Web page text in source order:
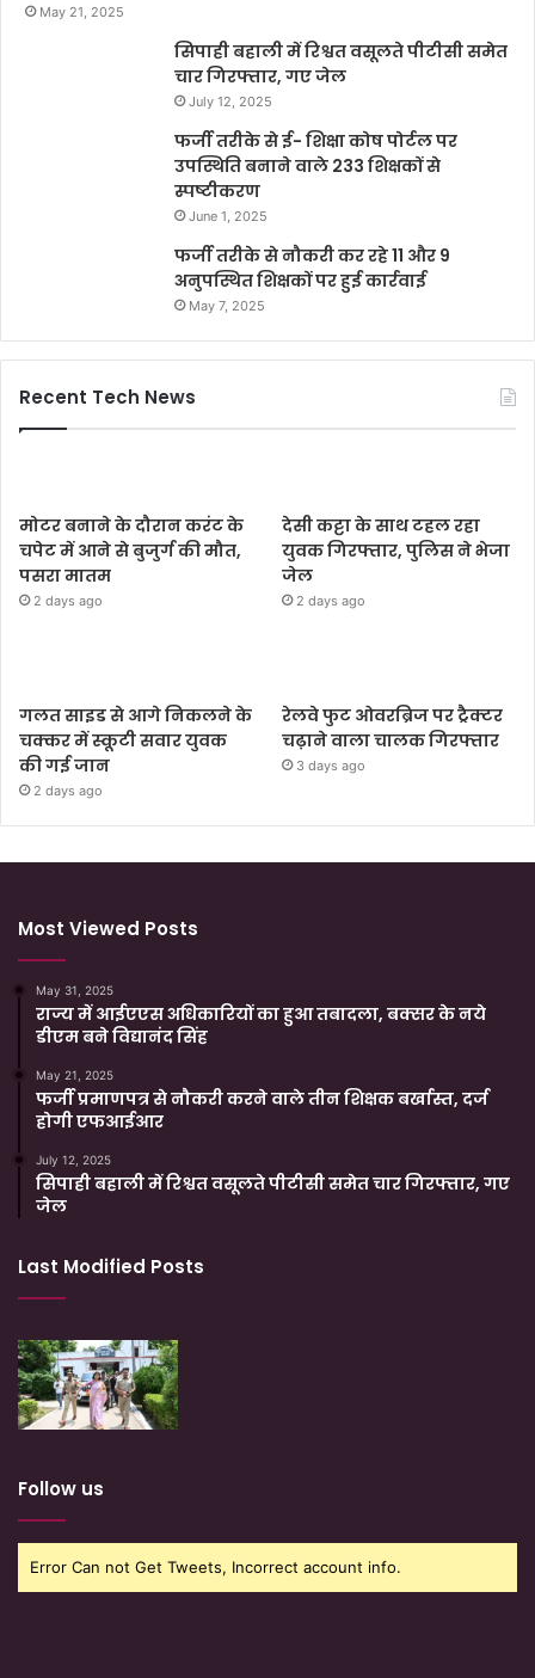
May 21, 2025
सिपाही बहाली में रिश्वत वसूलते पीटीसी समेत
चार गिरफ्तार, गए जेल
July 12, 2025
फर्जी तरीके से ई- शिक्षा कोष पोर्टल पर
उपस्थिति बनाने वाले 233 शिक्षकों से
स्पष्टीकरण
June 1, 2025
फर्जी तरीके से नौकरी कर रहे 11 और 9
अनुपस्थित शिक्षकों पर हुई कार्रवाई
May 7, 2025
Recent Tech News
मोटर बनाने के दौरान करंट के
चपेट में आने से बुजुर्ग की मौत,
पसरा मातम
2 days ago
देसी कट्टा के साथ टहल रहा
युवक गिरफ्तार, पुलिस ने भेजा
जेल
2 days ago
गलत साइड से आगे निकलने के
चक्कर में स्कूटी सवार युवक
की गई जान
2 days ago
रेलवे फुट ओवरब्रिज पर ट्रैक्टर
चढ़ाने वाला चालक गिरफ्तार
3 days ago
Most Viewed Posts
May 31, 2025
राज्य में आईएएस अधिकारियों का हुआ तबादला, बक्सर के नये
डीएम बने विद्यानंद सिंह
May 21, 2025
फर्जी प्रमाणपत्र से नौकरी करने वाले तीन शिक्षक बर्खास्त, दर्ज
होगी एफआईआर
July 12, 2025
सिपाही बहाली में रिश्वत वसूलते पीटीसी समेत चार गिरफ्तार, गए
जेल
Last Modified Posts
Follow us
Error Can not Get Tweets, Incorrect account info.